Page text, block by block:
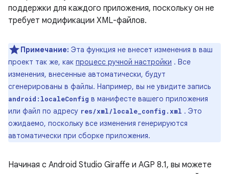
поддержки для каждого приложения, поскольку он не
требует модификации XML-файлов.
Примечание: Эта функция не внесет изменения в ваш
проект так же, как процесс ручной настройки . Все
изменения, внесенные автоматически, будут
сгенерированы в файлы. Например, вы не увидите запись
android:localeConfig в манифесте вашего приложения
или файл по адресу res/xml/locale_config.xml . Это
ожидаемо, поскольку все изменения генерируются
автоматически при сборке приложения.
Начиная с Android Studio Giraffe и AGP 8.1, вы можете